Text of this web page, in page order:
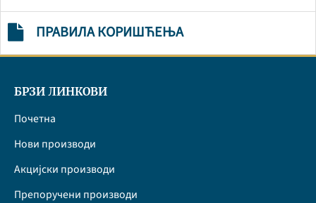
ПРАВИЛА КОРИШЋЕЊА
БРЗИ ЛИНКОВИ
Почетна
Нови производи
Акцијски производи
Препоручени производи